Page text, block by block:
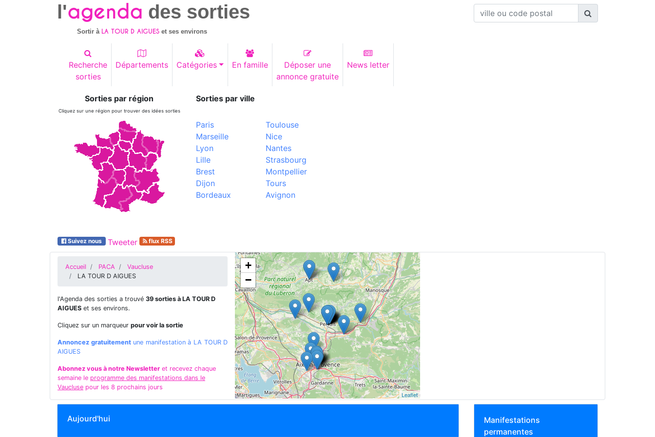
l'agenda des sorties
Sortir à LA TOUR D AIGUES et ses environs
Recherche
sorties
Départements Catégories En famille
Déposer une
annonce gratuite
News letter
Sorties par région
Cliquez sur une région pour trouver des idées sorties
Sorties par ville
Paris
Marseille
Lyon
Lille
Brest
Dijon
Bordeaux
Toulouse
Nice
Nantes
Strasbourg
Montpellier
Tours
Avignon
Suivez nous Tweeter flux RSS
Accueil PACA
Vaucluse
LA TOUR D AIGUES
l'Agenda des sorties a trouvé 39 sorties à LA TOUR D
AIGUES et ses environs.
Cliquez sur un marqueur pour voir la sortie
Annoncez gratuitementune manifestation à LA TOUR D
AIGUES
Abonnez vous à notre Newsletter et recevez chaque
semaine le programme des manifestations dans le
Vaucluse pour les 8 prochains jours
+
−
Leaflet
Aujourd'hui
Manifestations
permanentes